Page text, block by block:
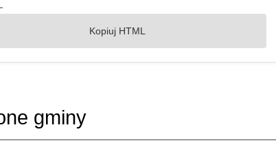
Kopiuj HTML
gminy